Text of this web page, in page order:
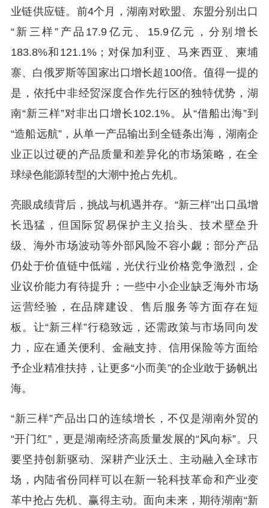
业链供应链。前4个月，湖南对欧盟、东盟分别出口
“新三样”产品17.9亿元、15.9亿元，分别增长
183.8%和121.1%；对保加利亚、马来西亚、柬埔
寨、白俄罗斯等国家出口增长超100倍。值得一提的
是，依托中非经贸深度合作先行区的独特优势，湖
南“新三样”对非出口增长102.1%。从“借船出海”到
“造船远航”，从单一产品输出到全链条出海，湖南企
业正以过硬的产品质量和差异化的市场策略，在全
球绿色能源转型的大潮中抢占先机。
亮眼成绩背后，挑战与机遇并存。“新三样”出口虽增
长迅猛，但国际贸易保护主义抬头、技术壁垒升
级、海外市场波动等外部风险不容小觑；部分产品
仍处于价值链中低端，光伏行业价格竞争激烈，企
业议价能力有待提升；一些中小企业缺乏海外市场
运营经验，在品牌建设、售后服务等方面存在短
板。 让“新三样”行稳致远，还需政策与市场同向发
力，应在通关便利、金融支持、信用保险等方面给
予企业精准扶持，让更多“小而美”的企业敢于扬帆出
海。
“新三样”产品出口的连续增长，不仅是湖南外贸的
“开门红”，更是湖南经济高质量发展的“风向标”。只
要坚持创新驱动、深耕产业沃土、主动融入全球市
场，内陆省份同样可以在新一轮科技革命和产业变
革中抢占先机、赢得主动。面向未来，期待湖南“新